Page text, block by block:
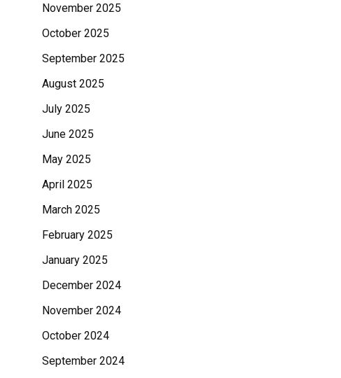
November 2025
October 2025
September 2025
August 2025
July 2025
June 2025
May 2025
April 2025
March 2025
February 2025
January 2025
December 2024
November 2024
October 2024
September 2024